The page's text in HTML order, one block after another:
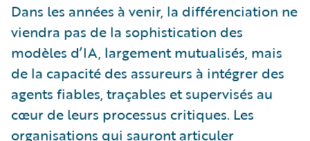
Dans les années à venir, la différenciation ne
viendra pas de la sophistication des
modèles d’IA, largement mutualisés, mais
de la capacité des assureurs à intégrer des
agents fiables, traçables et supervisés au
cœur de leurs processus critiques. Les
organisations qui sauront articuler